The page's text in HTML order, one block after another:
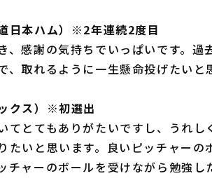
日本ハム）※2年連続2度目
、感謝の気持ちでいっぱいです。過
、取れるように一生懸命投げたいと
クス）※初選出
てとてもありがたいですし、うれし
たいと思います。良いピッチャーの
チャーのボールを受けながら勉強し